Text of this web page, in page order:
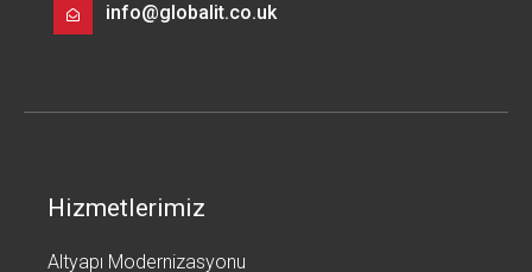
info@globalit.co.uk
Hizmetlerimiz
Altyapı Modernizasyonu